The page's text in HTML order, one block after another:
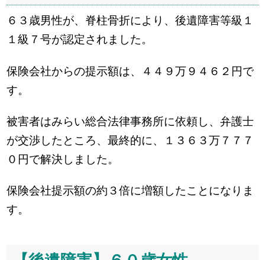
６３歳男性が、脊柱骨折により、後遺障害等級１
１級７号が認定されました。
保険会社からの提示額は、４４９万９４６２円で
す。
被害者はみらい総合法律事務所に依頼し、弁護士
が交渉したところ、最終的に、１３６３万７７７
０円で解決しました。
保険会社提示額の約３倍に増額したことになりま
す。